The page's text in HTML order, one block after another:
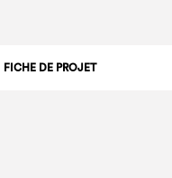
FICHE DE PROJET